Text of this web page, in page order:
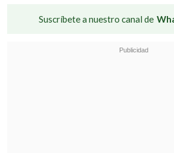
Suscríbete a nuestro canal de